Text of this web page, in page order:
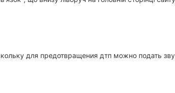
для предотвращения дтп можно подать